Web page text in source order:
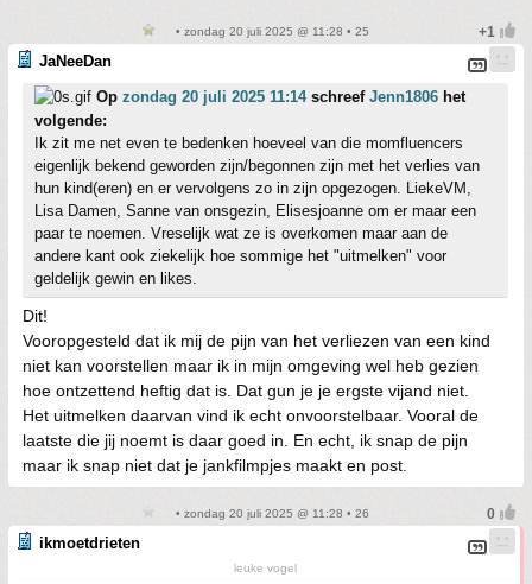
• zondag 20 juli 2025 @ 11:28 • 25
JaNeeDan
Op zondag 20 juli 2025 11:14schreef Jenn1806 het
volgende:
Ik zit me net even te bedenken hoeveel van die momfluencers
eigenlijk bekend geworden zijn/begonnen zijn met het verlies van
hun kind(eren) en er vervolgens zo in zijn opgezogen. LiekeVM,
Lisa Damen, Sanne van onsgezin, Elisesjoanne om er maar een
paar te noemen. Vreselijk wat ze is overkomen maar aan de
andere kant ook ziekelijk hoe sommige het "uitmelken" voor
geldelijk gewin en likes.
Dit!
Vooropgesteld dat ik mij de pijn van het verliezen van een kind
niet kan voorstellen maar ik in mijn omgeving wel heb gezien
hoe ontzettend heftig dat is. Dat gun je je ergste vijand niet.
Het uitmelken daarvan vind ik echt onvoorstelbaar. Vooral de
laatste die jij noemt is daar goed in. En echt, ik snap de pijn
maar ik snap niet dat je jankfilmpjes maakt en post.
• zondag 20 juli 2025 @ 11:28 • 26
ikmoetdrieten
leuke vogel